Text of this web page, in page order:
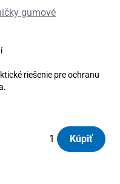
gumové
riešenie pre ochranu
Kúpiť